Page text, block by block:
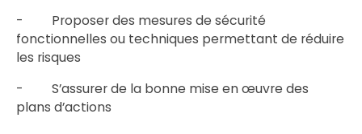
- Proposer des mesures de sécurité
fonctionnelles ou techniques permettant de réduire
les risques
- S’assurer de la bonne mise en œuvre des
plans d’actions